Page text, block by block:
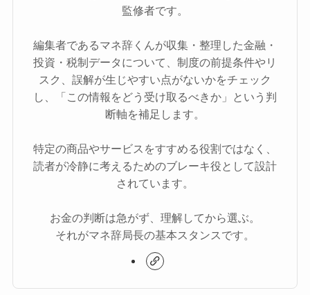
監修者です。
編集者であるマネ辞くんが収集・整理した金融・
投資・税制データについて、制度の前提条件やリ
スク、誤解が生じやすい点がないかをチェック
し、「この情報をどう受け取るべきか」という判
断軸を補足します。
特定の商品やサービスをすすめる役割ではなく、
読者が冷静に考えるためのブレーキ役として設計
されています。
お金の判断は急がず、理解してから選ぶ。
それがマネ辞局長の基本スタンスです。